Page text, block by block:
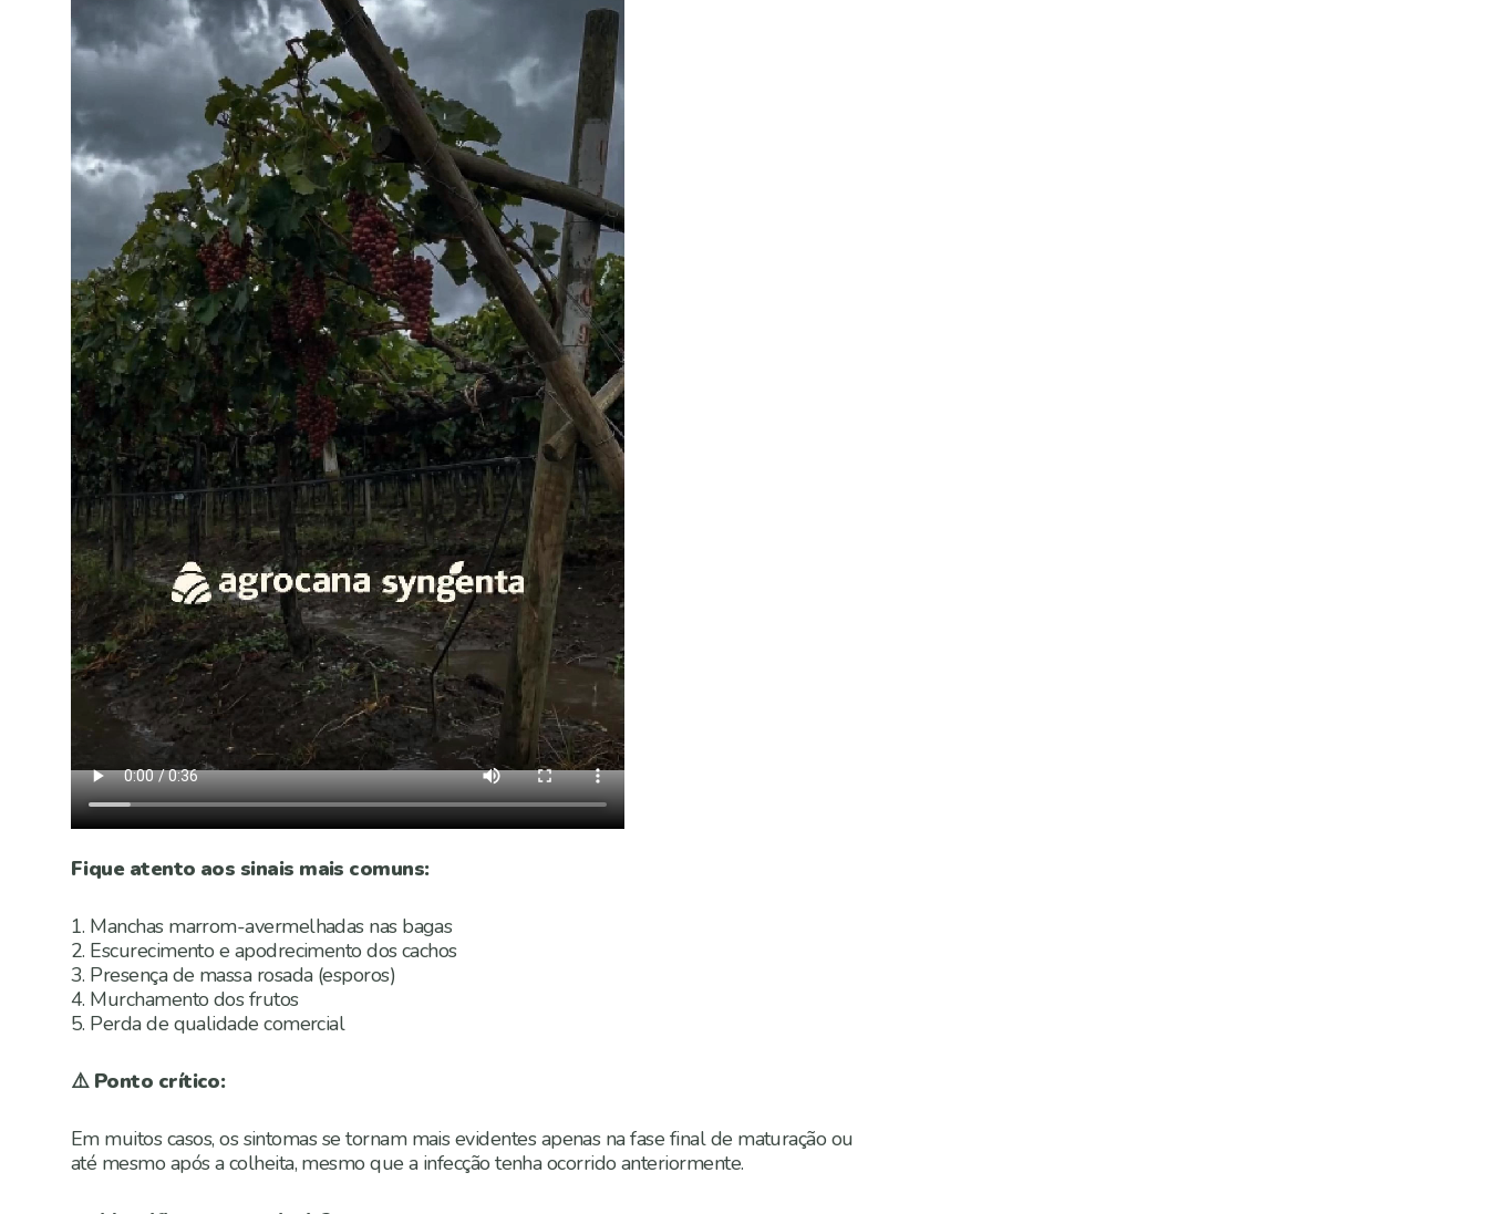
Fique atento aos sinais mais comuns:
1. Manchas marrom-avermelhadas nas bagas
2. Escurecimento e apodrecimento dos cachos
3. Presença de massa rosada (esporos)
4. Murchamento dos frutos
5. Perda de qualidade comercial
⚠️ Ponto crítico:
Em muitos casos, os sintomas se tornam mais evidentes apenas na fase final de maturação ou
até mesmo após a colheita, mesmo que a infecção tenha ocorrido anteriormente.